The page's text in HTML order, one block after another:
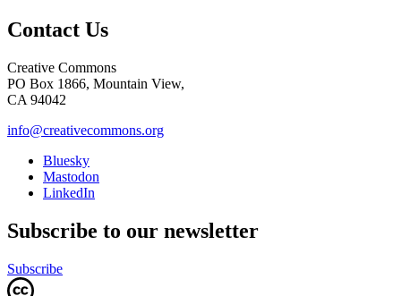
Contact Us
Creative Commons
PO Box 1866, Mountain View,
CA 94042
info@creativecommons.org
Bluesky
Mastodon
LinkedIn
Subscribe to our newsletter
Subscribe